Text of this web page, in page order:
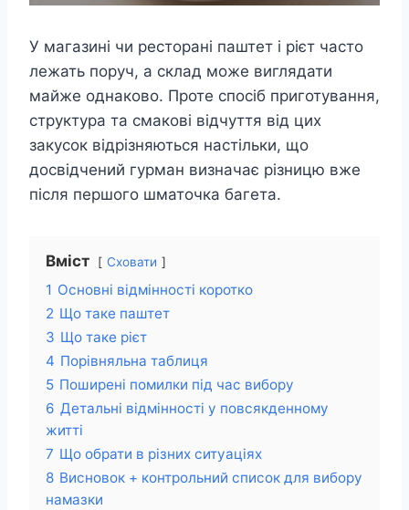
У магазині чи ресторані паштет і рієт часто
лежать поруч, а склад може виглядати
майже однаково. Проте спосіб приготування,
структура та смакові відчуття від цих
закусок відрізняються настільки, що
досвідчений гурман визначає різницю вже
після першого шматочка багета.
Вміст Сховати
1 Основні відмінності коротко
2 Що таке паштет
3 Що таке рієт
4 Порівняльна таблиця
5 Поширені помилки під час вибору
6 Детальні відмінності у повсякденному
житті
7 Що обрати в різних ситуаціях
8 Висновок + контрольний список для вибору
намазки